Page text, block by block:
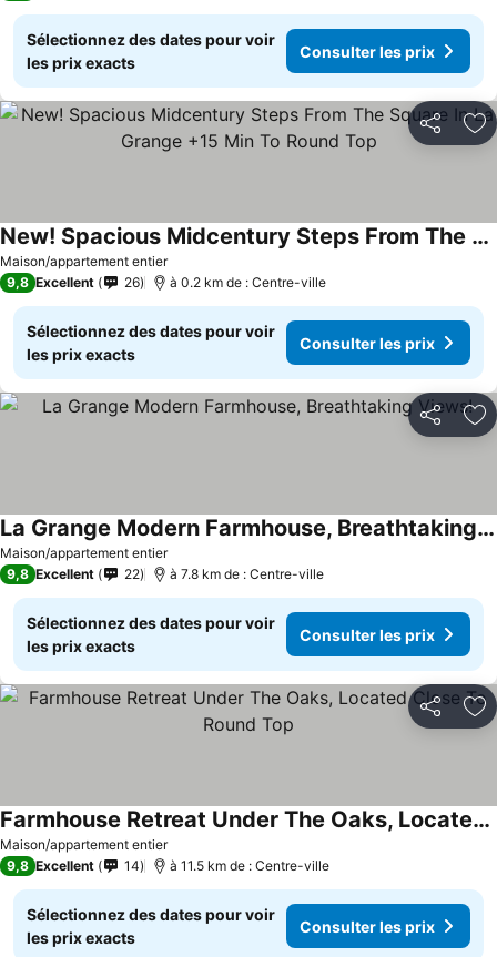
Sélectionnez des dates pour voir
les prix exacts
Consulter les prix
Partager
Maison/appartement entier
New! Spacious Midcentury Steps From The Square In La Grange +15 Min To Round Top
Consulter les prix
9,8 Excellent 26 à 0.2 km de : Centre-ville
Sélectionnez des dates pour voir
les prix exacts
Consulter les prix
Partager
Maison/appartement entier
La Grange Modern Farmhouse, Breathtaking Views!
Consulter les prix
9,8 Excellent 22 à 7.8 km de : Centre-ville
Sélectionnez des dates pour voir
les prix exacts
Consulter les prix
Partager
Maison/appartement entier
Farmhouse Retreat Under The Oaks, Located Close To Round Top
Consulter les prix
9,8 Excellent 14 à 11.5 km de : Centre-ville
Sélectionnez des dates pour voir
les prix exacts
Consulter les prix